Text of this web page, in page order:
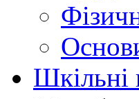
Шкільні